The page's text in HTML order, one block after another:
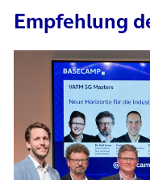
Empfehlung